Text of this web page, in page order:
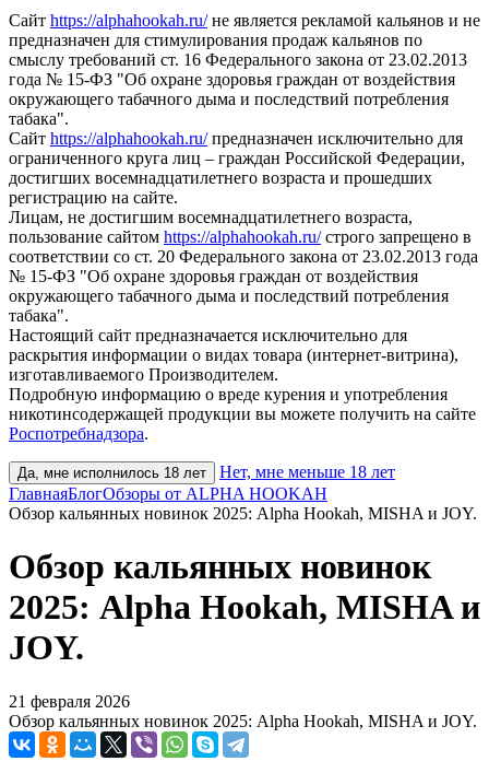
Сайт https://alphahookah.ru/не является рекламой кальянов и не
предназначен для стимулирования продаж кальянов по
смыслу требований ст. 16 Федерального закона от 23.02.2013
года № 15-ФЗ "Об охране здоровья граждан от воздействия
окружающего табачного дыма и последствий потребления
табака".
Сайт https://alphahookah.ru/предназначен исключительно для
ограниченного круга лиц – граждан Российской Федерации,
достигших восемнадцатилетнего возраста и прошедших
регистрацию на сайте.
Лицам, не достигшим восемнадцатилетнего возраста,
пользование сайтом https://alphahookah.ru/строго запрещено в
соответствии со ст. 20 Федерального закона от 23.02.2013 года
№ 15-ФЗ "Об охране здоровья граждан от воздействия
окружающего табачного дыма и последствий потребления
табака".
Настоящий сайт предназначается исключительно для
раскрытия информации о видах товара (интернет-витрина),
изготавливаемого Производителем.
Подробную информацию о вреде курения и употребления
никотинсодержащей продукции вы можете получить на сайте
Роспотребнадзора.
Да, мне исполнилось 18 лет
Нет, мне меньше 18 лет
ГлавнаяБлогОбзоры от ALPHA HOOKAH
Обзор кальянных новинок 2025: Alpha Hookah, MISHA и JOY.
Обзор кальянных новинок
2025: Alpha Hookah, MISHA и
JOY.
21 февраля 2026
Обзор кальянных новинок 2025: Alpha Hookah, MISHA и JOY.